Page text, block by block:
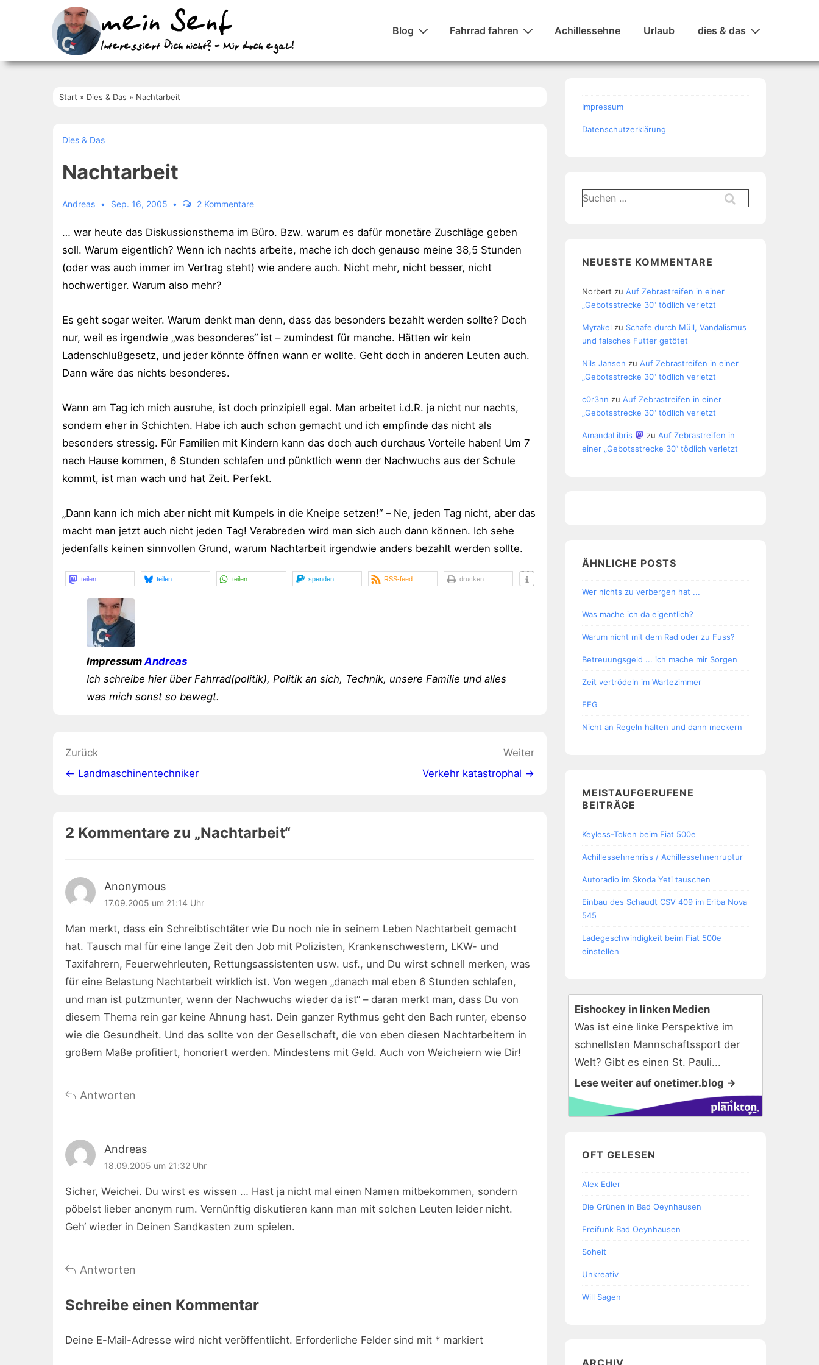
Hauptnavigation
Blog Fahrrad fahren Achillessehne Urlaub dies & das
Start » Dies & Das » Nachtarbeit
Dies & Das
Nachtarbeit
Andreas Sep. 16, 2005 2 Kommentare
… war heute das Diskussionsthema im Büro. Bzw. warum es dafür monetäre Zuschläge geben
soll. Warum eigentlich? Wenn ich nachts arbeite, mache ich doch genauso meine 38,5 Stunden
(oder was auch immer im Vertrag steht) wie andere auch. Nicht mehr, nicht besser, nicht
hochwertiger. Warum also mehr?
Es geht sogar weiter. Warum denkt man denn, dass das besonders bezahlt werden sollte? Doch
nur, weil es irgendwie „was besonderes“ ist – zumindest für manche. Hätten wir kein
Ladenschlußgesetz, und jeder könnte öffnen wann er wollte. Geht doch in anderen Leuten auch.
Dann wäre das nichts besonderes.
Wann am Tag ich mich ausruhe, ist doch prinzipiell egal. Man arbeitet i.d.R. ja nicht nur nachts,
sondern eher in Schichten. Habe ich auch schon gemacht und ich empfinde das nicht als
besonders stressig. Für Familien mit Kindern kann das doch auch durchaus Vorteile haben! Um 7
nach Hause kommen, 6 Stunden schlafen und pünktlich wenn der Nachwuchs aus der Schule
kommt, ist man wach und hat Zeit. Perfekt.
„Dann kann ich mich aber nicht mit Kumpels in die Kneipe setzen!“ – Ne, jeden Tag nicht, aber das
macht man jetzt auch nicht jeden Tag! Verabreden wird man sich auch dann können. Ich sehe
jedenfalls keinen sinnvollen Grund, warum Nachtarbeit irgendwie anders bezahlt werden sollte.
teilen teilen teilen spenden RSS-feed drucken
Impressum Andreas
Ich schreibe hier über Fahrrad(politik), Politik an sich, Technik, unsere Familie und alles
was mich sonst so bewegt.
Beitragsnavigation
Zurück
← Landmaschinentechniker
Weiter
Verkehr katastrophal →
2 Kommentare zu „Nachtarbeit“
Anonymous
17.09.2005 um 21:14 Uhr
Man merkt, dass ein Schreibtischtäter wie Du noch nie in seinem Leben Nachtarbeit gemacht
hat. Tausch mal für eine lange Zeit den Job mit Polizisten, Krankenschwestern, LKW- und
Taxifahrern, Feuerwehrleuten, Rettungsassistenten usw. usf., und Du wirst schnell merken, was
für eine Belastung Nachtarbeit wirklich ist. Von wegen „danach mal eben 6 Stunden schlafen,
und man ist putzmunter, wenn der Nachwuchs wieder da ist“ – daran merkt man, dass Du von
diesem Thema rein gar keine Ahnung hast. Dein ganzer Rythmus geht den Bach runter, ebenso
wie die Gesundheit. Und das sollte von der Gesellschaft, die von eben diesen Nachtarbeitern in
großem Maße profitiert, honoriert werden. Mindestens mit Geld. Auch von Weicheiern wie Dir!
Antworten
Andreas
18.09.2005 um 21:32 Uhr
Sicher, Weichei. Du wirst es wissen … Hast ja nicht mal einen Namen mitbekommen, sondern
pöbelst lieber anonym rum. Vernünftig diskutieren kann man mit solchen Leuten leider nicht.
Geh‘ wieder in Deinen Sandkasten zum spielen.
Antworten
Schreibe einen Kommentar
Deine E-Mail-Adresse wird nicht veröffentlicht. Erforderliche Felder sind mit * markiert
Impressum
Datenschutzerklärung
Suchen
nach:
NEUESTE KOMMENTARE
Norbert zu Auf Zebrastreifen in einer
„Gebotsstrecke 30“ tödlich verletzt
Myrakel zu Schafe durch Müll, Vandalismus
und falsches Futter getötet
Nils Jansen zu Auf Zebrastreifen in einer
„Gebotsstrecke 30“ tödlich verletzt
c0r3nn zu Auf Zebrastreifen in einer
„Gebotsstrecke 30“ tödlich verletzt
AmandaLibris zu Auf Zebrastreifen in
einer „Gebotsstrecke 30“ tödlich verletzt
ÄHNLICHE POSTS
Wer nichts zu verbergen hat ...
Was mache ich da eigentlich?
Warum nicht mit dem Rad oder zu Fuss?
Betreuungsgeld ... ich mache mir Sorgen
Zeit vertrödeln im Wartezimmer
EEG
Nicht an Regeln halten und dann meckern
MEISTAUFGERUFENE
BEITRÄGE
Keyless-Token beim Fiat 500e
Achillessehnenriss / Achillessehnenruptur
Autoradio im Skoda Yeti tauschen
Einbau des Schaudt CSV 409 im Eriba Nova
545
Ladegeschwindigkeit beim Fiat 500e
einstellen
Eishockey in linken Medien
Was ist eine linke Perspektive im
schnellsten Mannschaftssport der
Welt? Gibt es einen St. Pauli...
Lese weiter auf onetimer.blog →
OFT GELESEN
Alex Edler
Die Grünen in Bad Oeynhausen
Freifunk Bad Oeynhausen
Soheit
Unkreativ
Will Sagen
ARCHIV